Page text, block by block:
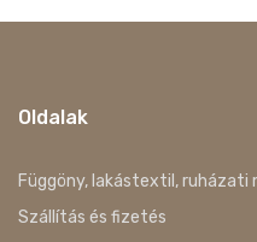
Oldalak
Függöny, lakástextil, ruházati
Szállítás és fizetés